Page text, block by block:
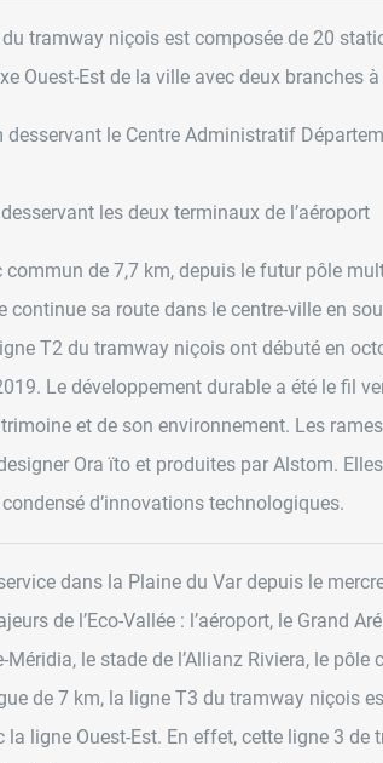
tramway niçois est composée de 20
Ouest-Est de la ville avec deux branches à
desservant le Centre Administratif
les deux terminaux de l’aéroport
de 7,7 km, depuis le futur pôle
continue sa route dans le centre-ville en
T2 du tramway niçois ont débuté en
Le développement durable a été le fil
et de son environnement. Les
Ora ïto et produites par Alstom.
condensé d’innovations technologiques.
dans la Plaine du Var depuis le
de l’Eco-Vallée : l’aéroport, le Grand
le stade de l’Allianz Riviera, le pôle
de 7 km, la ligne T3 du tramway niçois
ligne Ouest-Est. En effet, cette ligne 3 de